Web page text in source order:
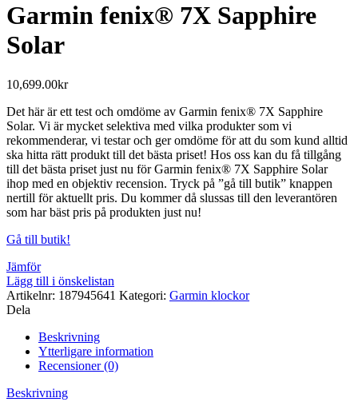
Garmin fenix® 7X Sapphire
Solar
10,699.00kr
Det här är ett test och omdöme av Garmin fenix® 7X Sapphire
Solar. Vi är mycket selektiva med vilka produkter som vi
rekommenderar, vi testar och ger omdöme för att du som kund alltid
ska hitta rätt produkt till det bästa priset! Hos oss kan du få tillgång
till det bästa priset just nu för Garmin fenix® 7X Sapphire Solar
ihop med en objektiv recension. Tryck på ”gå till butik” knappen
nertill för aktuellt pris. Du kommer då slussas till den leverantören
som har bäst pris på produkten just nu!
Gå till butik!
Jämför
Lägg till i önskelistan
Artikelnr: 187945641 Kategori: Garmin klockor
Dela
Beskrivning
Ytterligare information
Recensioner (0)
Beskrivning